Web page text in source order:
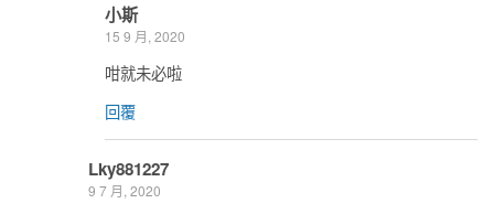
小斯
15 9 月, 2020
咁就未必啦
回覆
Lky881227
9 7 月, 2020